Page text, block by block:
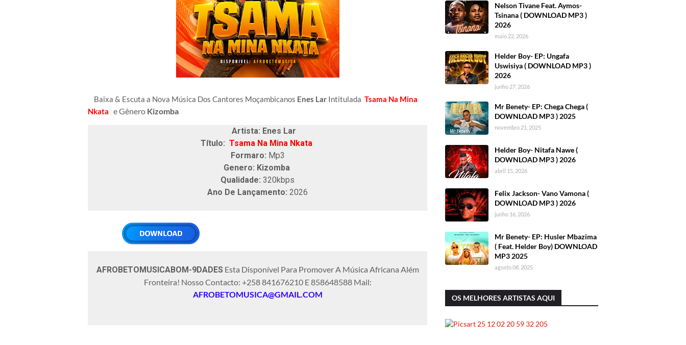
Baixa & Escuta a Nova Música Dos Cantores Moçambicanos Enes Lar Intitulada Tsama Na Mina
Nkata e Gênero Kizomba
Artista: Enes Lar
Título: Tsama Na Mina Nkata
Formaro: Mp3
Genero: Kizomba
Qualidade: 320kbps
Ano De Lançamento: 2026
AFROBETOMUSICABOM-9DADESEsta Disponível Para Promover A Música Africana Além
Fronteira! Nosso Contacto: +258 841676210 E 858648588 Mail:
AFROBETOMUSICA@GMAIL.COM
Nelson Tivane Feat. Aymos-
Tsinana ( DOWNLOAD MP3 )
2026
maio 22, 2026
Helder Boy- EP: Ungafa
Uswisiya ( DOWNLOAD MP3 )
2026
junho 27, 2026
Mr Benety- EP: Chega Chega (
DOWNLOAD MP3 ) 2025
novembro 21, 2025
Helder Boy- Nitafa Nawe (
DOWNLOAD MP3 ) 2026
abril 15, 2026
Felix Jackson- Vano Vamona (
DOWNLOAD MP3 ) 2026
junho 16, 2026
Mr Benety- EP: Husler Mbazima
( Feat. Helder Boy) DOWNLOAD
MP3 2025
agosto 08, 2025
OS MELHORES ARTISTAS AQUI